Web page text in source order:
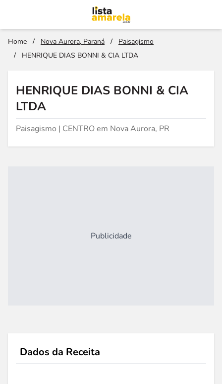
Home / Nova Aurora, Paraná /
Paisagismo
/
HENRIQUE DIAS BONNI & CIA LTDA
HENRIQUE DIAS BONNI & CIA
LTDA
Paisagismo | CENTRO em Nova Aurora, PR
Publicidade
Dados da Receita